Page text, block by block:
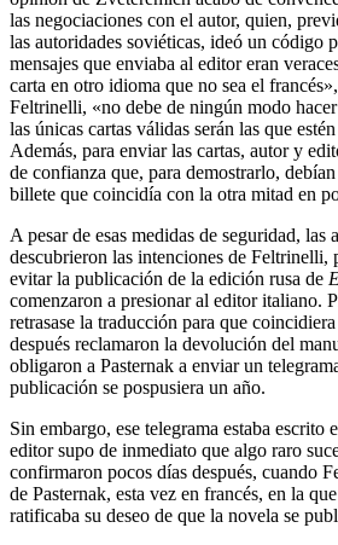
las negociaciones con el autor, quien,
las autoridades soviéticas, ideó un código
mensajes que enviaba al editor eran
carta en otro idioma que no sea el
Feltrinelli, «no debe de ningún modo
las únicas cartas válidas serán las que
Además, para enviar las cartas, autor y
de confianza que, para demostrarlo,
billete que coincidía con la otra mitad en
A pesar de esas medidas de seguridad, las
descu­brieron las intenciones de Feltrinelli,
evitar la publica­ción de la edición rusa de
comenzaron a presionar al editor italiano.
retrasase la traducción para que
después reclamaron la devolución del
obligaron a Pasternak a enviar un
publicación se pospusiera un año.
Sin embargo, ese telegrama estaba escrito
editor supo de inmediato que algo raro
confirmaron po­cos días después, cuando
de Pasternak, esta vez en francés, en la
ratificaba su deseo de que la novela se